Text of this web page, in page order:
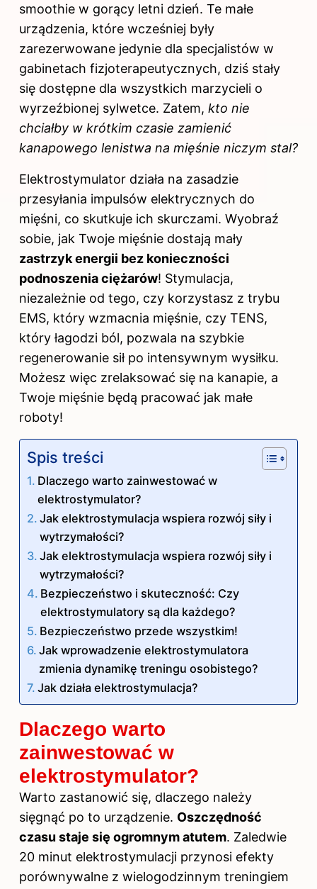
smoothie w gorący letni dzień. Te małe
urządzenia, które wcześniej były
zarezerwowane jedynie dla specjalistów w
gabinetach fizjoterapeutycznych, dziś stały
się dostępne dla wszystkich marzycieli o
wyrzeźbionej sylwetce. Zatem, kto nie
chciałby w krótkim czasie zamienić
kanapowego lenistwa na mięśnie niczym stal?
Elektrostymulator działa na zasadzie
przesyłania impulsów elektrycznych do
mięśni, co skutkuje ich skurczami. Wyobraź
sobie, jak Twoje mięśnie dostają mały
zastrzyk energii bez konieczności
podnoszenia ciężarów! Stymulacja,
niezależnie od tego, czy korzystasz z trybu
EMS, który wzmacnia mięśnie, czy TENS,
który łagodzi ból, pozwala na szybkie
regenerowanie sił po intensywnym wysiłku.
Możesz więc zrelaksować się na kanapie, a
Twoje mięśnie będą pracować jak małe
roboty!
Spis treści
Dlaczego warto zainwestować w
elektrostymulator?
Jak elektrostymulacja wspiera rozwój siły i
wytrzymałości?
Jak elektrostymulacja wspiera rozwój siły i
wytrzymałości?
Bezpieczeństwo i skuteczność: Czy
elektrostymulatory są dla każdego?
Bezpieczeństwo przede wszystkim!
Jak wprowadzenie elektrostymulatora
zmienia dynamikę treningu osobistego?
Jak działa elektrostymulacja?
Dlaczego warto
zainwestować w
elektrostymulator?
Warto zastanowić się, dlaczego należy
sięgnąć po to urządzenie. Oszczędność
czasu staje się ogromnym atutem. Zaledwie
20 minut elektrostymulacji przynosi efekty
porównywalne z wielogodzinnym treningiem